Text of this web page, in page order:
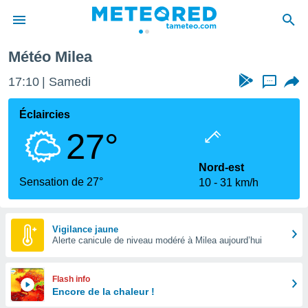
de
Météo Milea
17:10 Samedi ...
Éclaircies
27°
Sensation de 27°
Nord-est
10
31 km/h
Vigilance jaune
Alerte canicule de niveau modéré à Milea aujourd’hui
Flash info
Encore de la chaleur !